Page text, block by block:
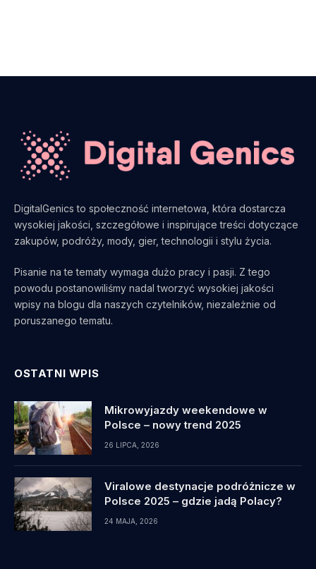
DigitalGenics to społeczność internetowa, która dostarcza
wysokiej jakości, szczegółowe i inspirujące treści dotyczące
zakupów, podróży, mody, gier, technologii i stylu życia.
Pisanie na te tematy wymaga dużo pracy i pasji. Z tego
powodu postanowiliśmy nadal tworzyć wysokiej jakości
wpisy na blogu dla naszych czytelników, niezależnie od
poruszanego tematu.
OSTATNI WPIS
Mikrowyjazdy weekendowe w
Polsce – nowy trend 2025
26 LIPCA, 2026
Viralowe destynacje podróżnicze w
Polsce 2025 – gdzie jadą Polacy?
24 MAJA, 2026